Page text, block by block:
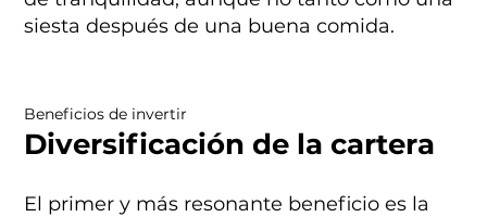
Beneficios de invertir
Diversificación de la cartera
El primer y más resonante beneficio es la
siesta después de una buena comida.